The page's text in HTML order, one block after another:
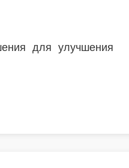
для улучшения